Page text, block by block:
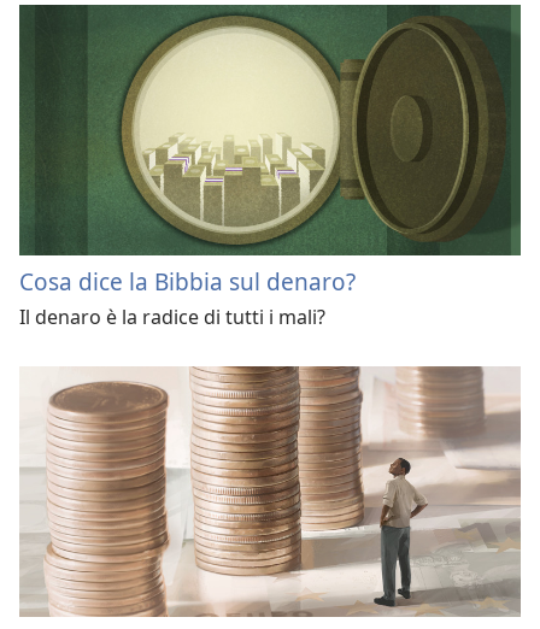
Cosa dice la Bibbia sul denaro?
Il denaro è la radice di tutti i mali?